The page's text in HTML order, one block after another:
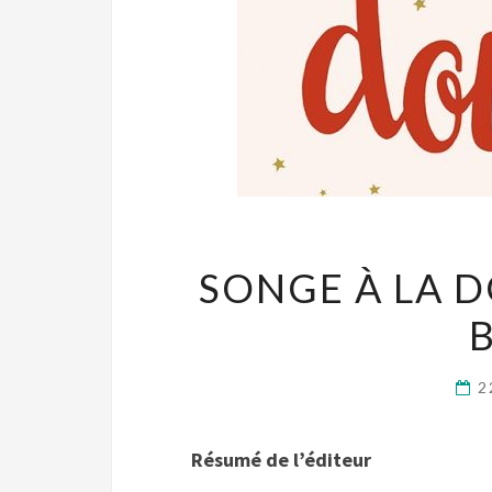
SONGE À LA
Résumé de l’éditeur